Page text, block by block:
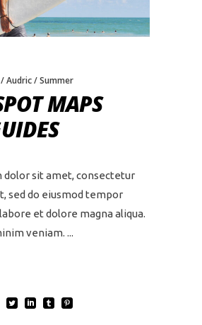
Audric Summer
MAPS
dolor sit amet, consectetur
sed do eiusmod tempor
et dolore magna aliqua.
veniam.